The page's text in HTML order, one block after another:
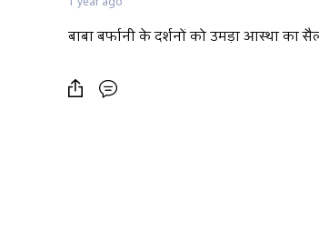
बाबा बर्फानी के दर्शनों को उमड़ा आस्था का